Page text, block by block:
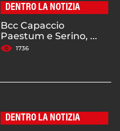
DENTRO LA NOTIZIA
Bcc Capaccio
Paestum e Serino, ...
1736
DENTRO LA NOTIZIA